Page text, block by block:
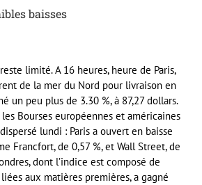
baisses
limité. A 16 heures, heure de Paris,
de la mer du Nord pour livraison en
un peu plus de 3.30 %, à 87,27 dollars.
les Bourses européennes et américaines
lundi : Paris a ouvert en baisse
Francfort, de 0,57 %, et Wall Street, de
dont l’indice est composé de
aux matières premières, a gagné